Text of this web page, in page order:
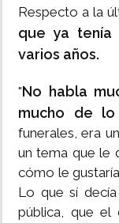
Respecto a la
que ya tenía
varios años.
"No habla
mucho de
funerales, era
un tema que le
cómo le
Lo que sí
pública, que el